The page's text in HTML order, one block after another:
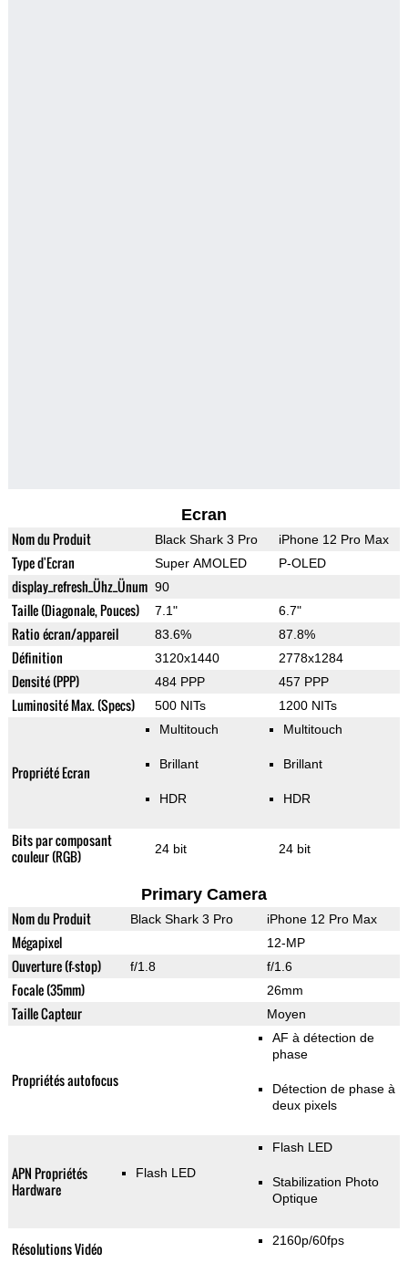
Ecran
Nom du Produit Black Shark 3 Pro iPhone 12 Pro Max
Type d'Ecran Super AMOLED P-OLED
display_refresh_Ühz_Ünum 90
Taille (Diagonale, Pouces) 7.1" 6.7"
Ratio écran/appareil 83.6% 87.8%
Définition 3120x1440 2778x1284
Densité (PPP) 484 PPP 457 PPP
Luminosité Max. (Specs) 500 NITs 1200 NITs
Propriété Ecran
Multitouch
Brillant
HDR
Multitouch
Brillant
HDR
Bits par composant
couleur (RGB)
24 bit 24 bit
Primary Camera
Nom du Produit Black Shark 3 Pro iPhone 12 Pro Max
Mégapixel 12-MP
Ouverture (f-stop) f/1.8 f/1.6
Focale (35mm) 26mm
Taille Capteur Moyen
Propriétés autofocus
AF à détection de
phase
Détection de phase à
deux pixels
APN Propriétés
Hardware
Flash LED
Flash LED
Stabilization Photo
Optique
Résolutions Vidéo 2160p/60fps